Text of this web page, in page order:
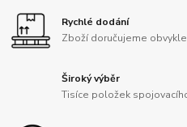
Rychlé dodání
Zboží doručujeme
Široký výběr
Tisíce položek